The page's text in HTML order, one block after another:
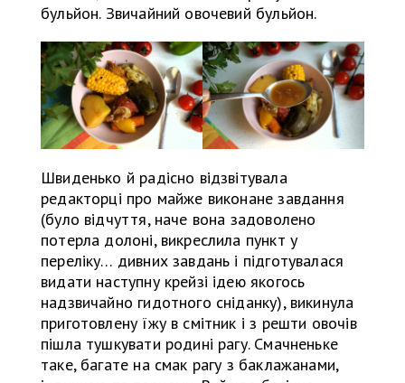
бульйон. Звичайний овочевий бульйон.
Швиденько й радісно відзвітувала
редакторці про майже виконане завдання
(було відчуття, наче вона задоволено
потерла долоні, викреслила пункт у
переліку… дивних завдань і підготувалася
видати наступну крейзі ідею якогось
надзвичайно гидотного сніданку), викинула
приготовлену їжу в смітник і з решти овочів
пішла тушкувати родині рагу. Смачненьке
таке, багате на смак рагу з баклажанами,